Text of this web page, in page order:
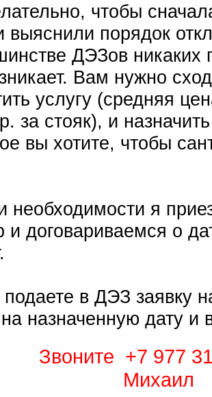
чтобы
выяснили порядок
ДЭЗов никаких
Вам нужно
услугу (средняя
за стояк), и
вы хотите, чтобы
необходимости я
и договариваемся о
в ДЭЗ заявку
назначенную дату и
Звоните +7 977
Михаил